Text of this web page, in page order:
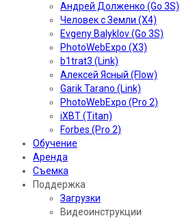
Андрей Долженко (Go 3S)
Человек с Земли (X4)
Evgeny Balyklov (Go 3S)
PhotoWebExpo (X3)
b1trat3 (Link)
Алексей Ясный (Flow)
Garik Tarano (Link)
PhotoWebExpo (Pro 2)
iXBT (Titan)
Forbes (Pro 2)
Обучение
Аренда
Съемка
Поддержка
Загрузки
Видеоинструкции